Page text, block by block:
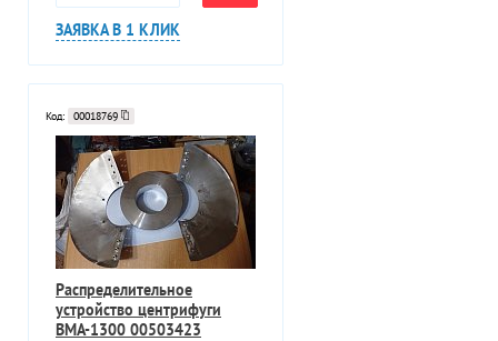
ЗАЯВКА В 1 КЛИК
Код: 00018769
Распределительное
устройство центрифуги
BMA-1300 00503423